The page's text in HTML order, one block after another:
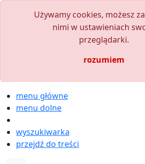
Używamy cookies, możesz
nimi w ustawieniach
przeglądarki.
rozumiem
menu główne
menu dolne
wyszukiwarka
przejdź do treści